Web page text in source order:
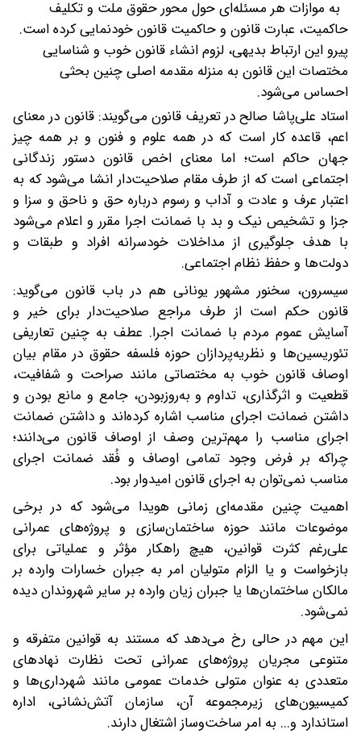
به موازات هر مسئله‌ای حول محور حقوق ملت و تکلیف
حاکمیت، عبارت قانون و حاکمیت قانون خودنمایی کرده است.
پیرو این ارتباط بدیهی، لزوم انشاء قانون خوب و شناسایی
مختصات این قانون به منزله مقدمه اصلی چنین بحثی
احساس می‌شود.
استاد علی‌پاشا صالح در تعریف قانون می‌گویند: قانون در معنای
اعم، قاعده کار است که در همه علوم و فنون و بر همه چیز
جهان حاکم است؛ اما معنای اخص قانون دستور زندگانی
اجتماعی است که از طرف مقام صلاحیت‌دار انشا می‌شود که به
اعتبار عرف و عادت و آداب و رسوم درباره حق و ناحق و سزا و
جزا و تشخیص نیک و بد با ضمانت اجرا مقرر و اعلام می‌شود
با هدف جلوگیری از مداخلات خودسرانه افراد و طبقات و
دولت‌ها و حفظ نظام اجتماعی.
سیسرون، سخنور مشهور یونانی هم در باب قانون می‌گوید:
قانون حکم است از طرف مراجع صلاحیت‌دار برای خیر و
آسایش عموم مردم با ضمانت اجرا. عطف به چنین تعاریفی
تئوریسین‌ها و نظریه‌پردازان حوزه فلسفه حقوق در مقام بیان
اوصاف قانون خوب به مختصاتی مانند صراحت و شفافیت،
قطعیت و اثرگذاری، تداوم و به‌روزبودن، جامع و مانع بودن و
داشتن ضمانت اجرای مناسب اشاره کرده‌اند و داشتن ضمانت
اجرای مناسب را مهم‌ترین وصف از اوصاف قانون می‌دانند؛
چراکه بر فرض وجود تمامی اوصاف و فُقد ضمانت اجرای
مناسب نمی‌توان به اجرای قانون امیدوار بود.
اهمیت چنین مقدمه‌ای زمانی هویدا می‌شود که در برخی
موضوعات مانند حوزه ساختمان‌سازی و پروژه‌های عمرانی
علی‌رغم کثرت قوانین، هیچ راهکار مؤثر و عملیاتی برای
بازخواست و یا الزام متولیان امر به جبران خسارات وارده بر
مالکان ساختمان‌ها یا جبران زیان وارده بر سایر شهروندان دیده
نمی‌شود.
این مهم در حالی رخ می‌دهد که مستند به قوانین متفرقه و
متنوعی مجریان پروژه‌های عمرانی تحت نظارت نهادهای
متعددی به عنوان متولی خدمات عمومی مانند شهرداری‌ها و
کمیسیون‌های زیرمجموعه آن، سازمان آتش‌نشانی، اداره
استاندارد و... به امر ساخت‌وساز اشتغال دارند.